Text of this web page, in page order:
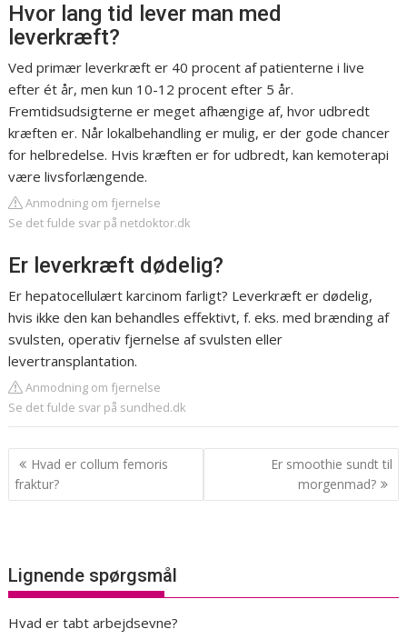
Hvor lang tid lever man med
leverkræft?
Ved primær leverkræft er 40 procent af patienterne i live
efter ét år, men kun 10-12 procent efter 5 år.
Fremtidsudsigterne er meget afhængige af, hvor udbredt
kræften er. Når lokalbehandling er mulig, er der gode chancer
for helbredelse. Hvis kræften er for udbredt, kan kemoterapi
være livsforlængende.
Anmodning om fjernelse
Se det fulde svar på netdoktor.dk
Er leverkræft dødelig?
Er hepatocellulært karcinom farligt? Leverkræft er dødelig,
hvis ikke den kan behandles effektivt, f. eks. med brænding af
svulsten, operativ fjernelse af svulsten eller
levertransplantation.
Anmodning om fjernelse
Se det fulde svar på sundhed.dk
Indlægsnavigation
Hvad er collum femoris
fraktur?
Er smoothie sundt til
morgenmad?
Lignende spørgsmål
Hvad er tabt arbejdsevne?